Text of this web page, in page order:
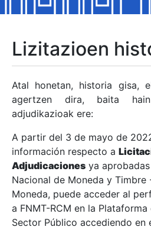
Erakutsi/Ezkutatu
Erakutsi/Ezkutatu
Erakutsi/Ezkutatu
Erakutsi/Ezkutatu
Erakutsi/Ezkutatu
Lizitazioen
Atal honetan, historia gisa,
agertzen dira, baita
adjudikazioak ere:
A partir del 3 de mayo de
información respecto a
Adjudicaciones ya
Nacional de Moneda y Timbre
Moneda, puede acceder al
a FNMT-RCM en la
Sector Público accediendo en